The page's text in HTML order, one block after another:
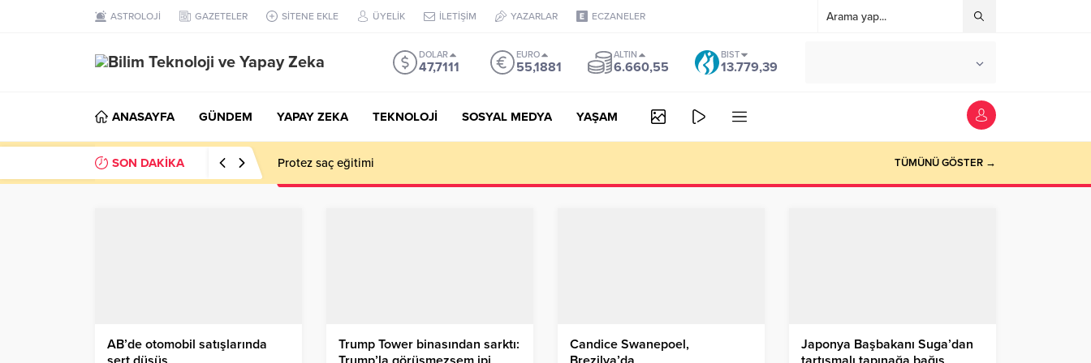
ASTROLOJİ GAZETELER SİTENE EKLE ÜYELİK İLETİŞİM YAZARLAR ECZANELER
DOLAR
47,7111
EURO
55,1881
ALTIN
6.660,55
BIST
13.779,39
ANASAYFA GÜNDEM YAPAY ZEKA TEKNOLOJİ SOSYAL MEDYA YAŞAM
SON DAKİKA Protez saç eğitimi TÜMÜNÜ GÖSTER →
AB’de otomobil satışlarında
Trump Tower binasından sarktı:
Candice Swanepoel,
Japonya Başbakanı Suga’dan